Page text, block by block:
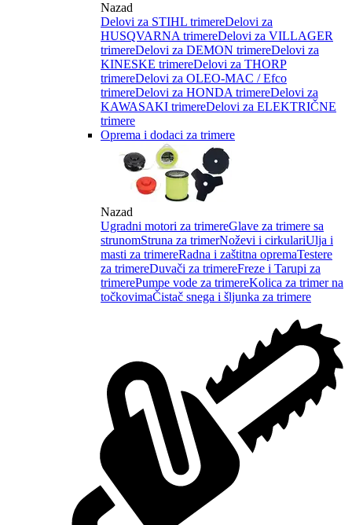
Nazad
Delovi za STIHL trimereDelovi za
HUSQVARNA trimereDelovi za VILLAGER
trimereDelovi za DEMON trimereDelovi za
KINESKE trimereDelovi za THORP
trimereDelovi za OLEO-MAC / Efco
trimereDelovi za HONDA trimereDelovi za
KAWASAKI trimereDelovi za ELEKTRIČNE
trimere
Oprema i dodaci za trimere
Nazad
Ugradni motori za trimereGlave za trimere sa
strunomStruna za trimerNoževi i cirkulariUlja i
masti za trimereRadna i zaštitna opremaTestere
za trimereDuvači za trimereFreze i Tarupi za
trimerePumpe vode za trimereKolica za trimer na
točkovimaČistač snega i šljunka za trimere